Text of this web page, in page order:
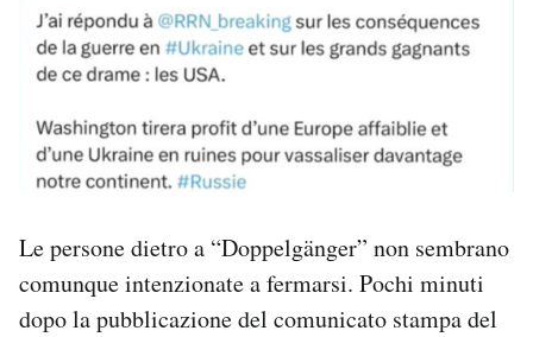
Le persone dietro a “Doppelgänger” non sembrano
comunque intenzionate a fermarsi. Pochi minuti
dopo la pubblicazione del comunicato stampa del